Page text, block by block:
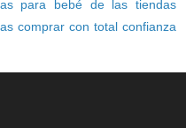
para bebé de las tiendas
comprar con total confianza